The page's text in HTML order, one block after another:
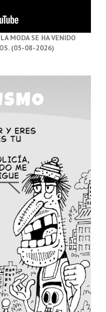
MODA SE HA VENIDO
(05-08-2026)